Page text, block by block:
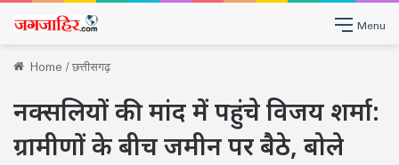
Menu
Home/छत्तीसगढ़
नक्सलियों की मांद में पहुंचे विजय शर्मा:
ग्रामीणों के बीच जमीन पर बैठे, बोले